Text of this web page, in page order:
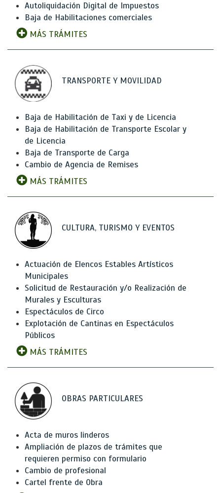
Autoliquidación Digital de Impuestos
Baja de Habilitaciones comerciales
MÁS TRÁMITES
TRANSPORTE Y MOVILIDAD
Baja de Habilitación de Taxi y de Licencia
Baja de Habilitación de Transporte Escolar y
de Licencia
Baja de Transporte de Carga
Cambio de Agencia de Remises
MÁS TRÁMITES
CULTURA, TURISMO Y EVENTOS
Actuación de Elencos Estables Artísticos
Municipales
Solicitud de Restauración y/o Realización de
Murales y Esculturas
Espectáculos de Circo
Explotación de Cantinas en Espectáculos
Públicos
MÁS TRÁMITES
OBRAS PARTICULARES
Acta de muros linderos
Ampliación de plazos de trámites que
requieren permiso con formulario
Cambio de profesional
Cartel frente de Obra